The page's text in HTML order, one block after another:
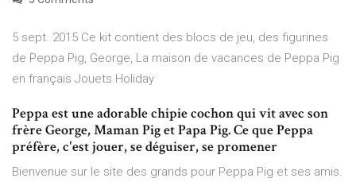
5 sept. 2015 Ce kit contient des blocs de jeu, des figurines
de Peppa Pig, George, La maison de vacances de Peppa Pig
en français Jouets Holiday
Peppa est une adorable chipie cochon qui vit avec son
frère George, Maman Pig et Papa Pig. Ce que Peppa
préfère, c'est jouer, se déguiser, se promener
Bienvenue sur le site des grands pour Peppa Pig et ses amis.